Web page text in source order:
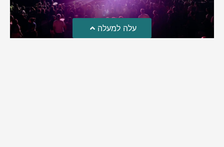
עלה למעלה